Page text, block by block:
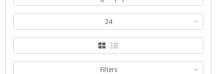
24
Filters